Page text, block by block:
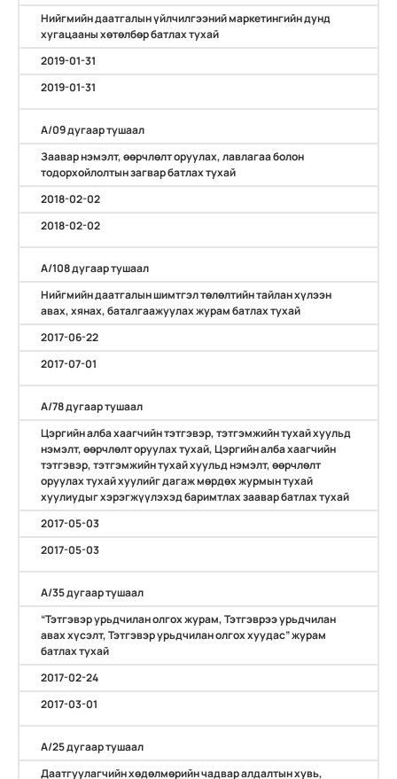
Нийгмийн даатгалын үйлчилгээний маркетингийн дунд
хугацааны хөтөлбөр батлах тухай
2019-01-31
2019-01-31
А/09 дугаар тушаал
Заавар нэмэлт, өөрчлөлт оруулах, лавлагаа болон
тодорхойлолтын загвар батлах тухай
2018-02-02
2018-02-02
А/108 дугаар тушаал
Нийгмийн даатгалын шимтгэл төлөлтийн тайлан хүлээн
авах, хянах, баталгаажуулах журам батлах тухай
2017-06-22
2017-07-01
А/78 дугаар тушаал
Цэргийн алба хаагчийн тэтгэвэр, тэтгэмжийн тухай хуульд
нэмэлт, өөрчлөлт оруулах тухай, Цэргийн алба хаагчийн
тэтгэвэр, тэтгэмжийн тухай хуульд нэмэлт, өөрчлөлт
оруулах тухай хуулийг дагаж мөрдөх журмын тухай
хуулиудыг хэрэгжүүлэхэд баримтлах заавар батлах тухай
2017-05-03
2017-05-03
А/35 дугаар тушаал
“Тэтгэвэр урьдчилан олгох журам, Тэтгэврээ урьдчилан
авах хүсэлт, Тэтгэвэр урьдчилан олгох хуудас” журам
батлах тухай
2017-02-24
2017-03-01
А/25 дугаар тушаал
Даатгуулагчийн хөдөлмөрийн чадвар алдалтын хувь,